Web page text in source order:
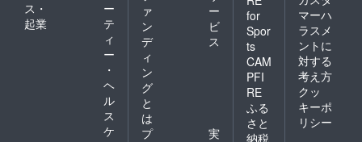
ス・
起業
ー
テ
ィ
ー
・
ヘ
ル
ス
ケ
ァ
ン
デ
ィ
ン
グ
と
は
ー
ビ
ス
プ
実
for
Spor
ts
CAM
PFI
RE
ふる
さと
納税
マーハ
ラスメ
ントに
対する
考え方
クッ
キーポ
リシー